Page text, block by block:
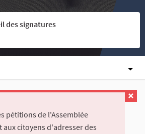
des signatures
pétitions de l'Assemblée
citoyens d'adresser des